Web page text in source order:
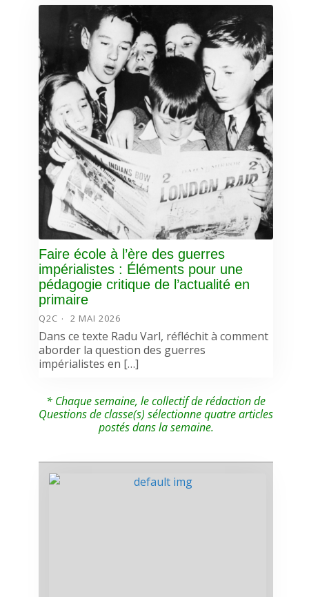
Faire école à l’ère des guerres
impérialistes : Éléments pour une
pédagogie critique de l’actualité en
primaire
Q2C 2 MAI 2026
Dans ce texte Radu Varl, réfléchit à comment
aborder la question des guerres
impérialistes en […]
* Chaque semaine, le collectif de rédaction de
Questions de classe(s) sélectionne quatre articles
postés dans la semaine.